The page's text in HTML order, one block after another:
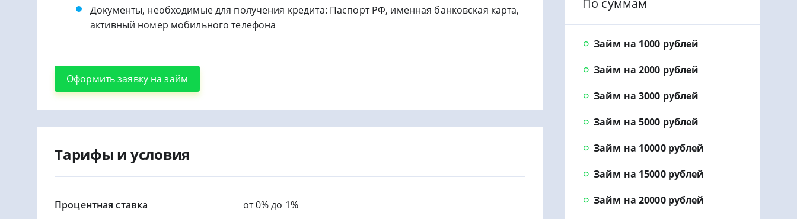
Документы, необходимые для получения кредита: Паспорт РФ, именная банковская карта,
активный номер мобильного телефона
Оформить заявку на займ
Тарифы и условия
Процентная ставка от 0% до 1%
По суммам
Займ на 1000 рублей
Займ на 2000 рублей
Займ на 3000 рублей
Займ на 5000 рублей
Займ на 10000 рублей
Займ на 15000 рублей
Займ на 20000 рублей